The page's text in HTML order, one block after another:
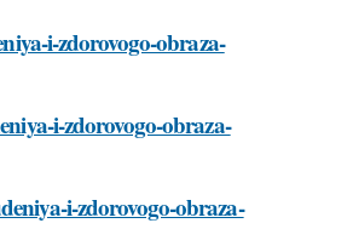
i-zdorovogo-obraza-
i-zdorovogo-obraza-
i-zdorovogo-obraza-